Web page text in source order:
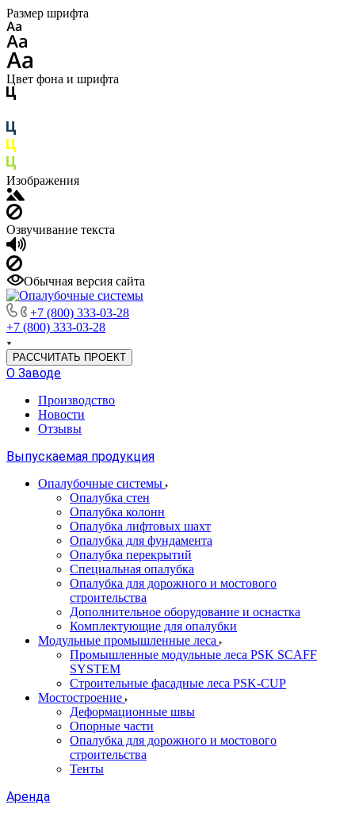
Размер шрифта
Цвет фона и шрифта
Изображения
Озвучивание текста
Обычная версия сайта
+7 (800) 333-03-28
+7 (800) 333-03-28
РАССЧИТАТЬ ПРОЕКТ
О Заводе
Производство
Новости
Отзывы
Выпускаемая продукция
Опалубочные системы
Опалубка стен
Опалубка колонн
Опалубка лифтовых шахт
Опалубка для фундамента
Опалубка перекрытий
Специальная опалубка
Опалубка для дорожного и мостового
строительства
Дополнительное оборудование и оснастка
Комплектующие для опалубки
Модульные промышленные леса
Промышленные модульные леса PSK SCAFF
SYSTEM
Строительные фасадные леса PSK-CUP
Мостостроение
Деформационные швы
Опорные части
Опалубка для дорожного и мостового
строительства
Тенты
Аренда